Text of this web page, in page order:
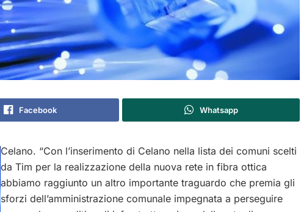
Facebook Whatsapp
Celano. “Con l’inserimento di Celano nella lista dei comuni scelti
da Tim per la realizzazione della nuova rete in fibra ottica
abbiamo raggiunto un altro importante traguardo che premia gli
sforzi dell’amministrazione comunale impegnata a perseguire